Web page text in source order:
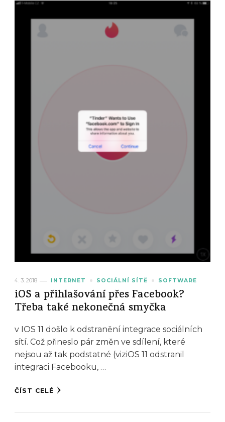
4. 3. 2018 INTERNET SOCIÁLNÍ SÍTĚ SOFTWARE
iOS a přihlašování přes Facebook?
Třeba také nekonečná smyčka
v IOS 11 došlo k odstranění integrace sociálních
sítí. Což přineslo pár změn ve sdílení, které
nejsou až tak podstatné (viziOS 11 odstranil
integraci Facebooku, …
ČÍST CELÉ